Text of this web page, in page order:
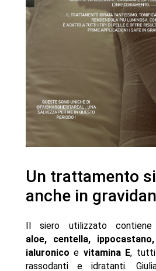
Un trattamento
anche in
Il siero utilizzato
aloe, centella,
ialuronico e vitamina E, tutti
rassodanti e idratanti.